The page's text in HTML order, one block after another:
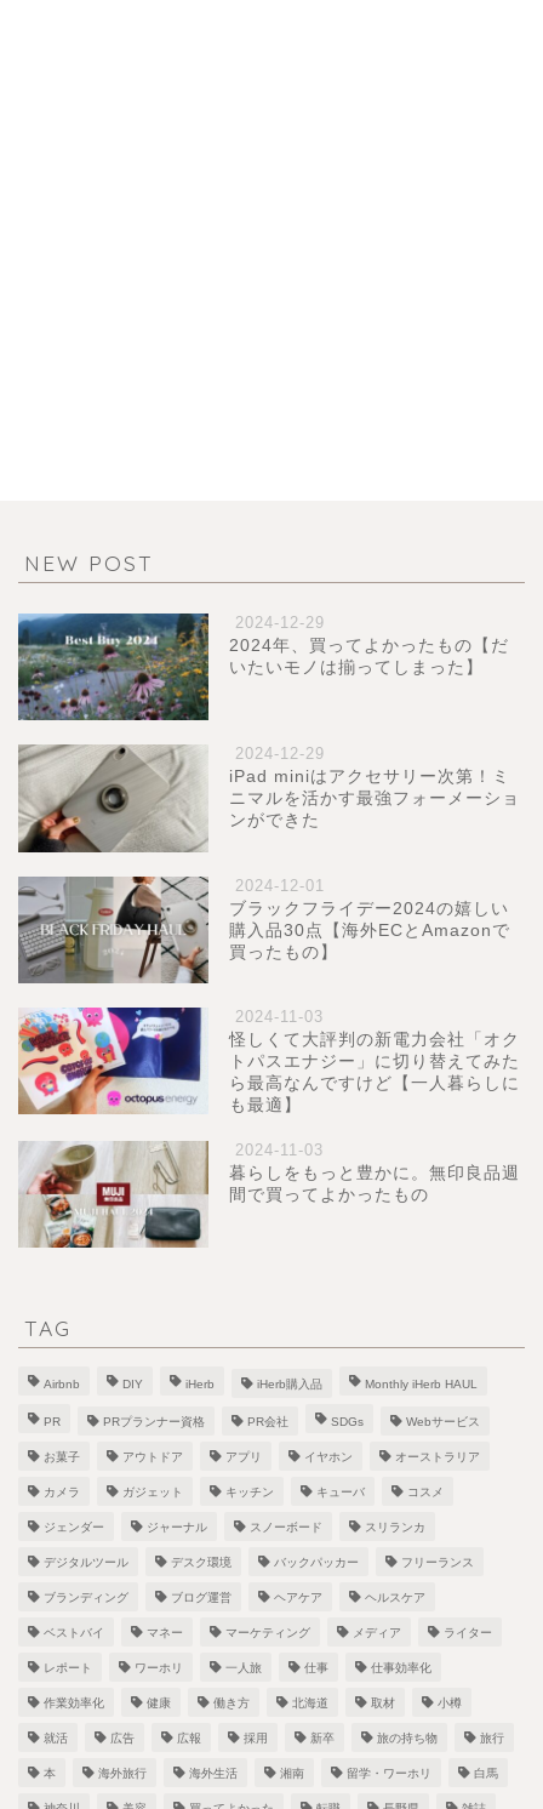
NEW POST
2024-12-29
2024年、買ってよかったもの【だ
いたいモノは揃ってしまった】
2024-12-29
iPad miniはアクセサリー次第！ミ
ニマルを活かす最強フォーメーショ
ンができた
2024-12-01
ブラックフライデー2024の嬉しい
購入品30点【海外ECとAmazonで
買ったもの】
2024-11-03
怪しくて大評判の新電力会社「オク
トパスエナジー」に切り替えてみた
ら最高なんですけど【一人暮らしに
も最適】
2024-11-03
暮らしをもっと豊かに。無印良品週
間で買ってよかったもの
TAG
Airbnb DIY iHerb iHerb購入品 Monthly iHerb HAUL
PR PRプランナー資格 PR会社 SDGs Webサービス
お菓子 アウトドア アプリ イヤホン オーストラリア
カメラ ガジェット キッチン キューバ コスメ
ジェンダー ジャーナル スノーボード スリランカ
デジタルツール デスク環境 バックパッカー フリーランス
ブランディング ブログ運営 ヘアケア ヘルスケア
ベストバイ マネー マーケティング メディア ライター
レポート ワーホリ 一人旅 仕事 仕事効率化
作業効率化 健康 働き方 北海道 取材 小樽
就活 広告 広報 採用 新卒 旅の持ち物 旅行
本 海外旅行 海外生活 湘南 留学・ワーホリ 白馬